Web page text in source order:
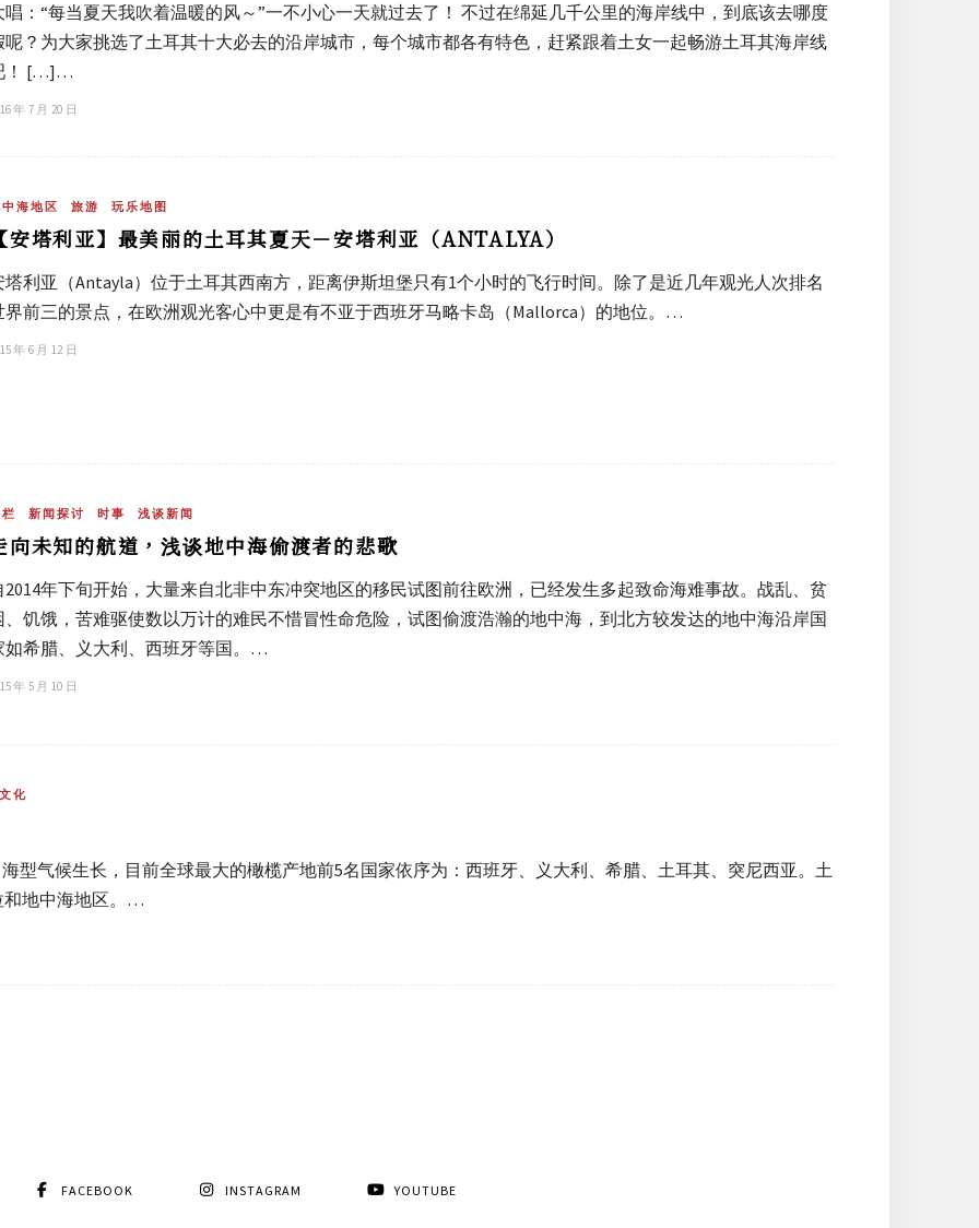
唱：“每当夏天我吹着温暖的风～”一不小心一天就过去了！ 不过在绵延几千公里的海岸线中，到底该去哪度
呢？为大家挑选了土耳其十大必去的沿岸城市，每个城市都各有特色，赶紧跟着土女一起畅游土耳其海岸线
！ […]…
年 7 月 20 日
海地区 旅游 玩乐地图
安塔利亚】最美丽的土耳其夏天－安塔利亚（ANTALYA）
塔利亚（Antayla）位于土耳其西南方，距离伊斯坦堡只有1个小时的飞行时间。除了是近几年观光人次排名
界前三的景点，在欧洲观光客心中更是有不亚于西班牙马略卡岛（Mallorca）的地位。…
年 6 月 12 日
新闻探讨 时事 浅谈新闻
向未知的航道，浅谈地中海偷渡者的悲歌
2014年下旬开始，大量来自北非中东冲突地区的移民试图前往欧洲，已经发生多起致命海难事故。战乱、贫
、饥饿，苦难驱使数以万计的难民不惜冒性命危险，试图偷渡浩瀚的地中海，到北方较发达的地中海沿岸国
如希腊、义大利、西班牙等国。…
年 5 月 10 日
化
型气候生长，目前全球最大的橄榄产地前5名国家依序为：西班牙、义大利、希腊、土耳其、突尼西亚。土
和地中海地区。…
FACEBOOK INSTAGRAM YOUTUBE